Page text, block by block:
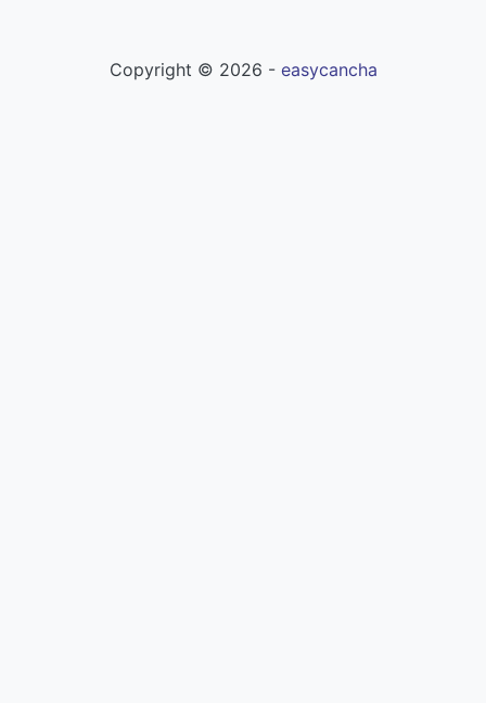
Copyright © 2026 - easycancha